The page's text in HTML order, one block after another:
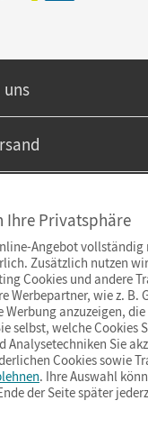
uns
Ihre Privatsphäre
Angebot vollständig
Zusätzlich nutzen
Cookies und andere
Werbepartner, wie z. B.
anzuzeigen, die
selbst, welche Cookies
Analysetechniken Sie
Cookies sowie
. Ihre Auswahl
der Seite später